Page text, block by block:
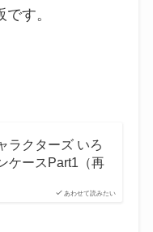
す。
あわせて読みたい
ラクターズ いろ
ケースPart1（再